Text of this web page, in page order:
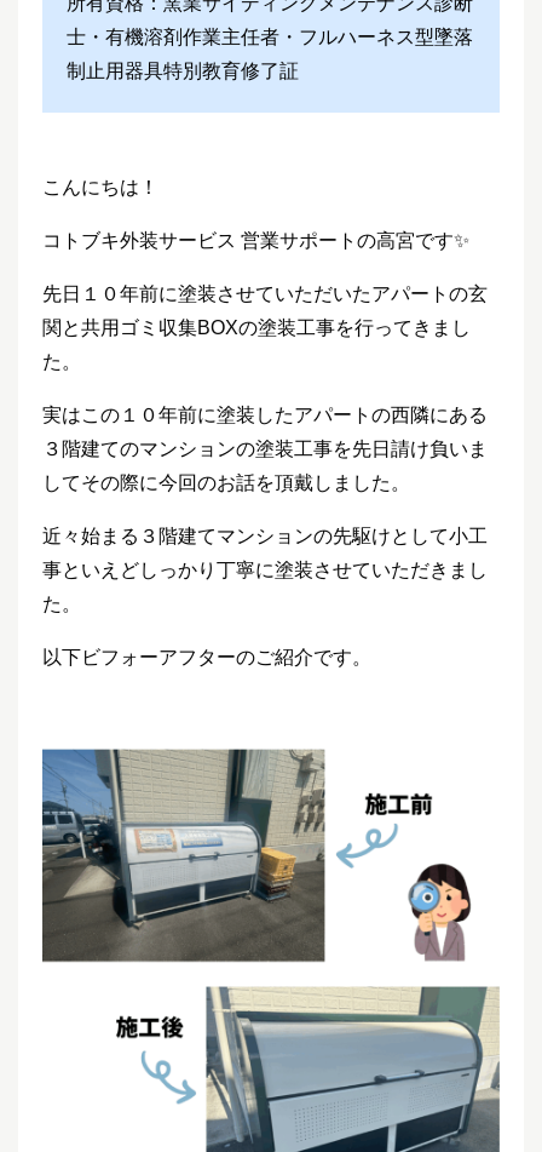
士・有機溶剤作業主任者・フルハーネス型墜落
制止用器具特別教育修了証
こんにちは！
コトブキ外装サービス 営業サポートの高宮です✨
先日１０年前に塗装させていただいたアパートの玄
関と共用ゴミ収集BOXの塗装工事を行ってきまし
た。
実はこの１０年前に塗装したアパートの西隣にある
３階建てのマンションの塗装工事を先日請け負いま
してその際に今回のお話を頂戴しました。
近々始まる３階建てマンションの先駆けとして小工
事といえどしっかり丁寧に塗装させていただきまし
た。
以下ビフォーアフターのご紹介です。